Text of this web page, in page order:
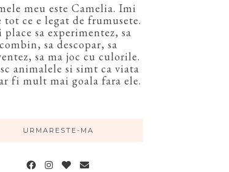
meu este Camelia. Imi
tot ce e legat de frumusete.
place sa experimentez, sa
combin, sa descopar, sa
sa ma joc cu culorile.
animalele si simt ca viata
fi mult mai goala fara ele.
URMARESTE-MA